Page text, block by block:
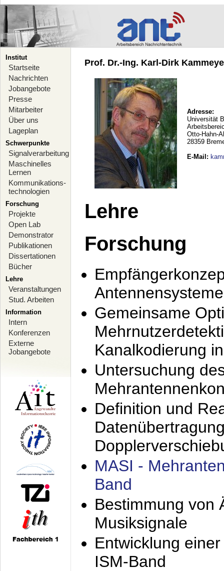
Institut
Startseite
Nachrichten
Jobangebote
Presse
Mitarbeiter
Über uns
Lageplan
Schwerpunkte
Signalverarbeitung
Maschinelles
Lernen
Kommunikations-
technologien
Forschung
Projekte
Open Lab
Demonstrator
Publikationen
Dissertationen
Bücher
Lehre
Veranstaltungen
Stud. Arbeiten
Information
Intern
Konferenzen
Externe
Jobangebote
Prof. Dr.-Ing. Karl-Dirk
Adresse:
Universität
Otto-Hahn-
28359
E-Mail :
Lehre
Forschung
Antennensysteme
Gemeinsame
Kanalkodierung
Untersuchung
Definition und
MASI -
Band
Bestimmung von
Musiksignale
Entwicklung
ISM-Band